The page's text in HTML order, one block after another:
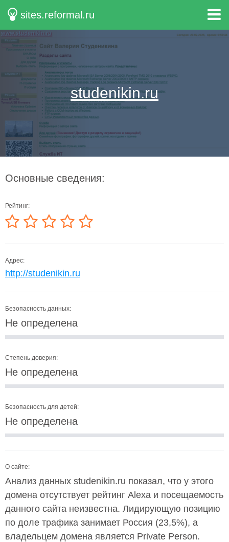
sites.reformal.ru
studenikin.ru
Основные сведения:
Рейтинг:
Адрес:
http://studenikin.ru
Безопасность данных:
Не определена
Степень доверия:
Не определена
Безопасность для детей:
Не определена
О сайте:
Анализ данных studenikin.ru показал, что у этого
домена отсутствует рейтинг Alexa и посещаемость
данного сайта неизвестна. Лидирующую позицию
по доле трафика занимает Россия (23,5%), а
владельцем домена является Private Person.